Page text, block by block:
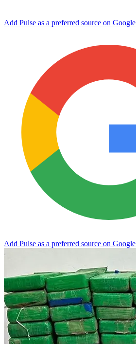
Add Pulse as a preferred source on Google
Add Pulse as a preferred source on Google